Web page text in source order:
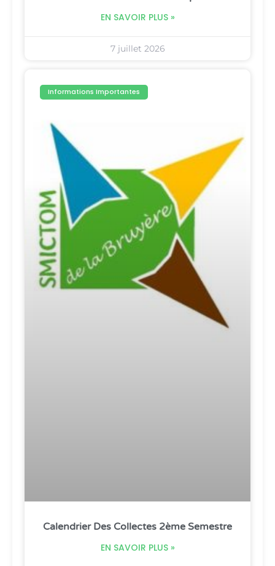
EN SAVOIR PLUS »
7 juillet 2026
Informations Importantes
Calendrier Des Collectes 2ème Semestre
EN SAVOIR PLUS »